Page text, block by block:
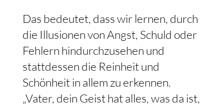
Das bedeutet, dass wir lernen, durch
die Illusionen von Angst, Schuld oder
Fehlern hindurchzusehen und
stattdessen die Reinheit und
Schönheit in allem zu erkennen.
„Vater, dein Geist hat alles, was da ist,